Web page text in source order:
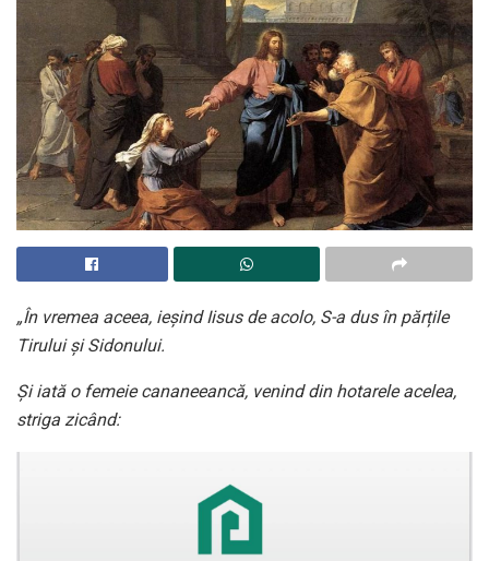
„În vremea aceea, ieșind Iisus de acolo, S-a dus în părțile
Tirului și Sidonului.
Și iată o femeie cananeeancă, venind din hotarele acelea,
striga zicând: